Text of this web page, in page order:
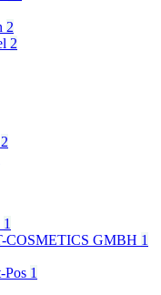
2
2
2
1
COSMETICS GMBH 1
Pos 1